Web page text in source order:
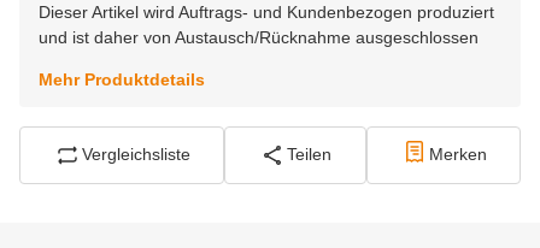
Dieser Artikel wird Auftrags- und Kundenbezogen produziert
und ist daher von Austausch/Rücknahme ausgeschlossen
Mehr Produktdetails
Vergleichsliste Teilen Merken